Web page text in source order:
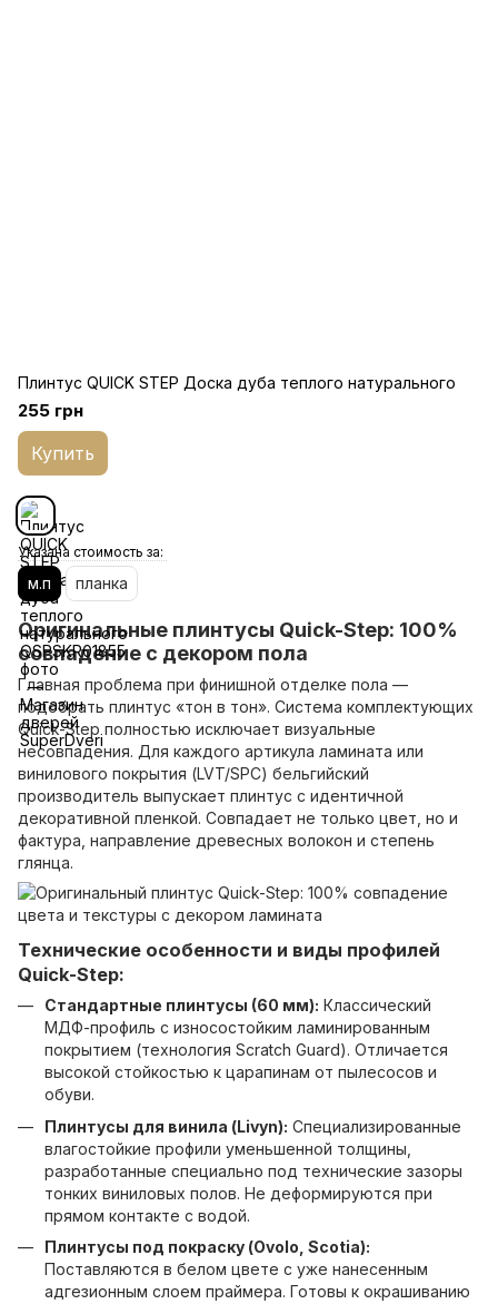
Плинтус QUICK STEP Доска дуба теплого натурального
255 грн
Купить
Указана стоимость за:
м.п планка
Оригинальные плинтусы Quick-Step: 100%
совпадение с декором пола
Главная проблема при финишной отделке пола —
подобрать плинтус «тон в тон». Система комплектующих
Quick-Step полностью исключает визуальные
несовпадения. Для каждого артикула ламината или
винилового покрытия (LVT/SPC) бельгийский
производитель выпускает плинтус с идентичной
декоративной пленкой. Совпадает не только цвет, но и
фактура, направление древесных волокон и степень
глянца.
Технические особенности и виды профилей
Quick-Step:
Стандартные плинтусы (60 мм): Классический
МДФ-профиль с износостойким ламинированным
покрытием (технология Scratch Guard). Отличается
высокой стойкостью к царапинам от пылесосов и
обуви.
Плинтусы для винила (Livyn): Специализированные
влагостойкие профили уменьшенной толщины,
разработанные специально под технические зазоры
тонких виниловых полов. Не деформируются при
прямом контакте с водой.
Плинтусы под покраску (Ovolo, Scotia):
Поставляются в белом цвете с уже нанесенным
адгезионным слоем праймера. Готовы к окрашиванию